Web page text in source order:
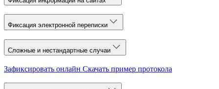
Фиксация электронной переписки
Сложные и нестандартные случаи
Зафиксировать онлайн Скачать пример протокола